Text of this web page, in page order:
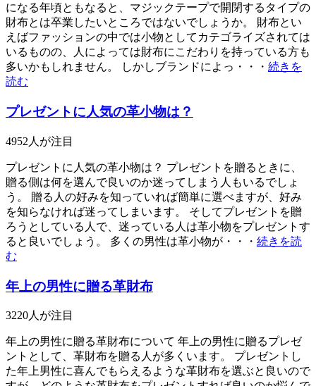
になる年頃ともなると、マジックテープで開閉するタイプの
財布とは卒業したいところではないでしょうか。 財布とい
えばファッションの中では小物としてカテゴライズされては
いるものの、人によっては財布にこだわりを持っている方も
多いかもしれません。 しかしブランドによっ・・・ 続きを
読む
プレゼントに人気の革小物は？
4952 人が注目
プレゼントに人気の革小物は？ プレゼントを贈るときに、
贈る側は何を選んで良いのか迷ってしまう人もいるでしょ
う。 贈る人の好みを知っていれば簡単に選べますが、好み
を知らなければ迷ってしまいます。 そしてプレゼントを贈
ろうとしている人で、迷っている人は革小物をプレゼントす
ると良いでしょう。 多くの男性は革小物が・・・ 続きを読
む
年上の男性に贈る革財布
3220人が注目
年上の男性に贈る革財布について 年上の男性に贈るプレゼ
ントとして、革財布を贈る人が多くいます。 プレゼントし
た年上男性に喜んでもらえるような革財布を選ぶと良いので